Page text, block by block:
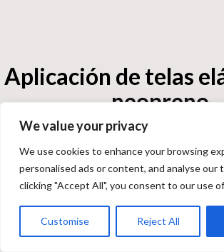
We value your privacy
We use cookies to enhance your browsing
personalised ads or content, and analyse our
clicking "Accept All", you consent to our use
Customise Reject All
Aplicación de telas
neopreno
Galería de usos de la tela elástica
qué estirar la tela? ¿Por qué no
Consúltenos ahora!